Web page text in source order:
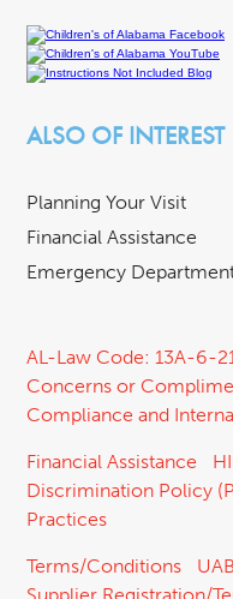
ALSO OF INTEREST
Planning Your Visit
Financial Assistance
Emergency
AL-Law Code: 13A-6-
Concerns or
Compliance and
Financial Assistance
Discrimination Policy
Practices
Terms/Conditions